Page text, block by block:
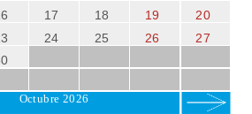
17 18 19
20
24 25 26
27
Octubre 2026